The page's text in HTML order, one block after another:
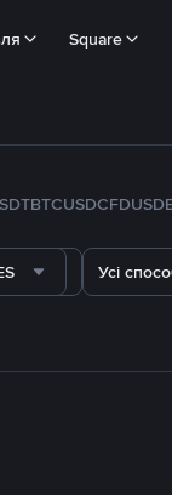
Square
BTCUSDCFDUSD
Усі